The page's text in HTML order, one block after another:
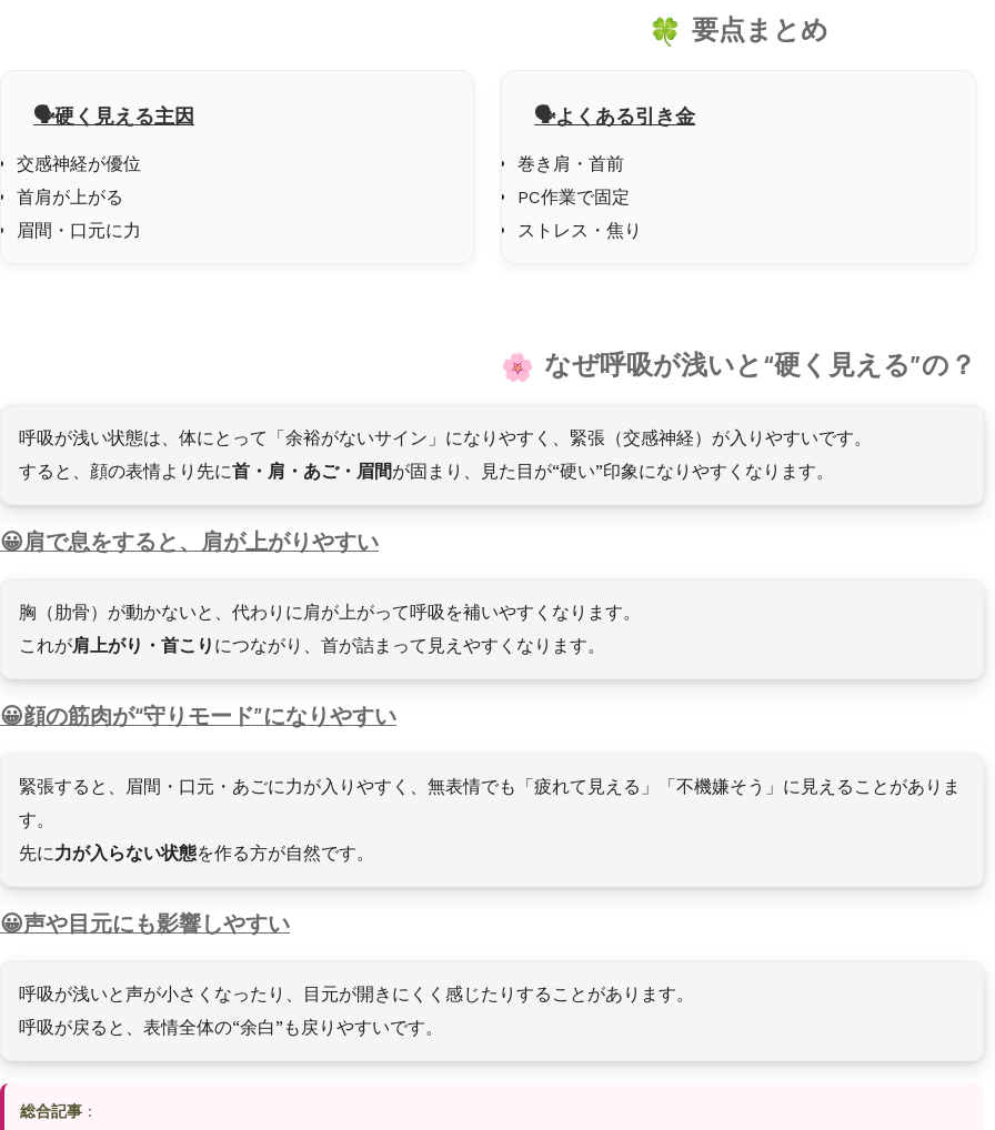
要点まとめ
硬く見える主因
交感神経が優位
首肩が上がる
眉間・口元に力
よくある引き金
巻き肩・首前
PC作業で固定
ストレス・焦り
なぜ呼吸が浅いと“硬く見える”の？
呼吸が浅い状態は、体にとって「余裕がないサイン」になりやすく、緊張（交感神経）が入りやすいです。
すると、顔の表情より先に首・肩・あご・眉間が固まり、見た目が“硬い”印象になりやすくなります。
肩で息をすると、肩が上がりやすい
胸（肋骨）が動かないと、代わりに肩が上がって呼吸を補いやすくなります。
これが肩上がり・首こり につながり、首が詰まって見えやすくなります。
顔の筋肉が“守りモード”になりやすい
緊張すると、眉間・口元・あごに力が入りやすく、無表情でも「疲れて見える」「不機嫌そう」に見えることがありま
す。
先に力が入らない状態を作る方が自然です。
声や目元にも影響しやすい
呼吸が浅いと声が小さくなったり、目元が開きにくく感じたりすることがあります。
呼吸が戻ると、表情全体の“余白”も戻りやすいです。
総合記事 ：